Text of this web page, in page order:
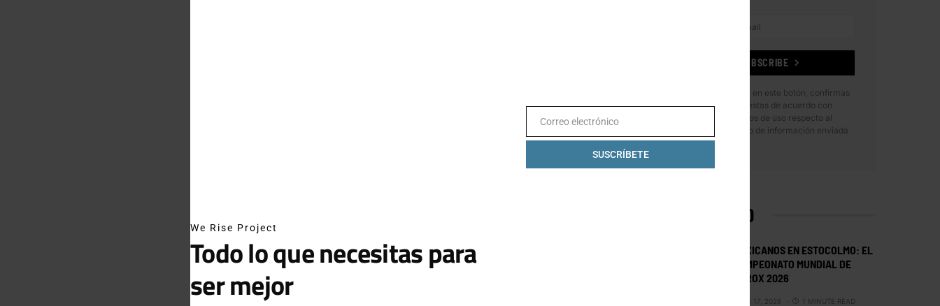
SUBSCRIBE
Al hacer clic en este botón, confirmas
que has leído y estas de acuerdo con
nuestros términos de uso respecto al
almacenamiento de información enviada
por esta forma.
LO MÁS VISTO
MEXICANOS EN ESTOCOLMO: EL
CAMPEONATO MUNDIAL DE
HYROX 2026
JUNE 17, 2026 1 MINUTE READ
We Rise Project
Todo lo que necesitas para
ser mejor
EmailCorreo electrónico
SUSCRÍBETE